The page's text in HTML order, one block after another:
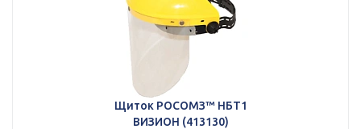
Щиток РОСОМЗ™ НБТ1
ВИЗИОН (413130)